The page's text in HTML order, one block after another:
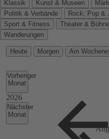
Klassik
Kunst & Museen
Politik & Verbände
Rock, Pop &
Sport & Fitness
Theater & Bühne
Wanderungen
Heute Morgen Am
Vorheriger
Monat
Nächster
Monat